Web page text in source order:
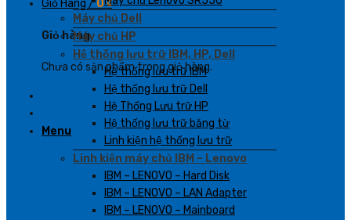
Giỏ Hàng /0₫
Giỏ hàng
Chưa có sản phẩm trong giỏ hàng.
Menu
Máy chủ Dell
Máy chủ HP
Hệ thống lưu trữ IBM, HP, Dell
Hệ thống lưu trữ IBM
Hệ thống lưu trữ Dell
Hệ Thống Lưu trữ HP
Hệ thống lưu trữ băng từ
Linh kiện hệ thống lưu trữ
Linh kiện máy chủ IBM – Lenovo
IBM – LENOVO – Hard Disk
IBM – LENOVO – LAN Adapter
IBM – LENOVO – Mainboard